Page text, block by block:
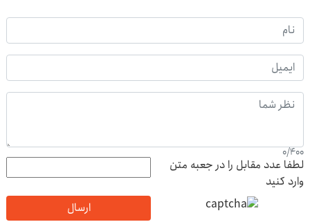
0/400
لطفا عدد مقابل را در جعبه متن
وارد کنید
ارسال